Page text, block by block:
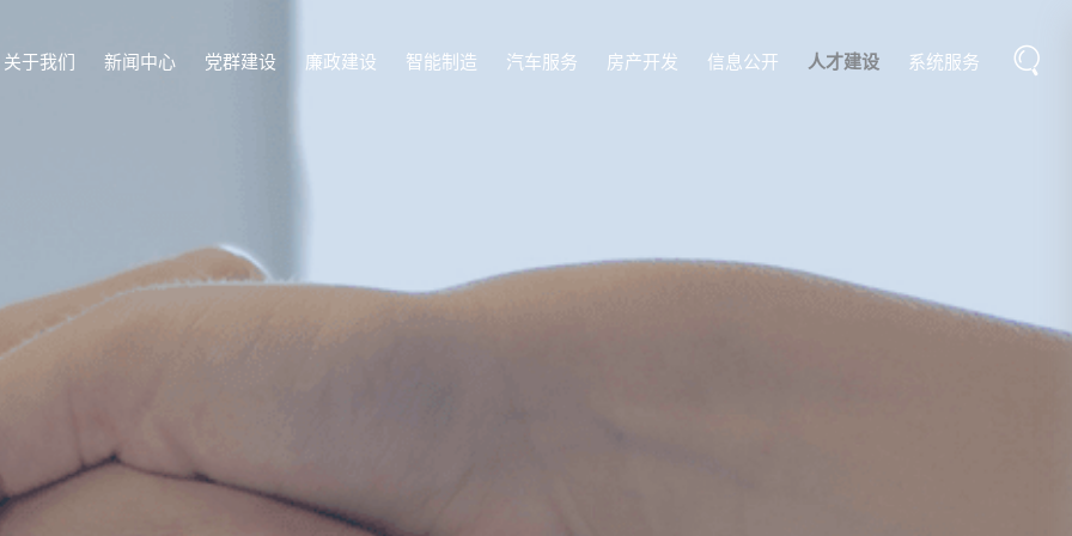
关于我们 新闻中心 党群建设 廉政建设 智能制造 汽车服务 房产开发 信息公开 人才建设 系统服务